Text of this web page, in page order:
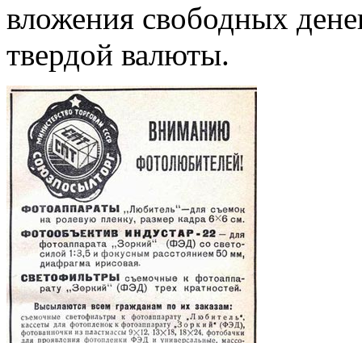
вложения свободных
твердой валюты.